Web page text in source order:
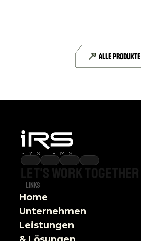
6 CAN-FD-Schnittstellen
ALLE PRODUKTE
Let'sworktogether
Links
Home
Unternehmen
Leistungen